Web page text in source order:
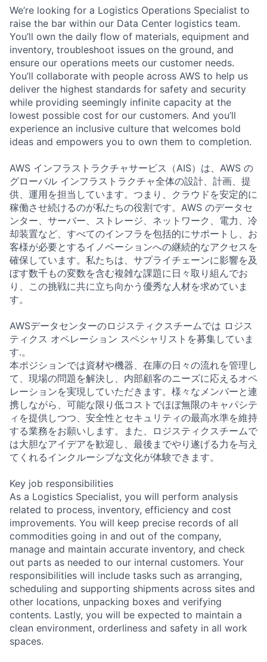
We’re looking for a Logistics Operations Specialist to
raise the bar within our Data Center logistics team.
You’ll own the daily flow of materials, equipment and
inventory, troubleshoot issues on the ground, and
ensure our operations meets our customer needs.
You’ll collaborate with people across AWS to help us
deliver the highest standards for safety and security
while providing seemingly infinite capacity at the
lowest possible cost for our customers. And you’ll
experience an inclusive culture that welcomes bold
ideas and empowers you to own them to completion.
AWS インフラストラクチャサービス（AIS）は、AWS の
グローバル インフラストラクチャ全体の設計、計画、提
供、運用を担当しています。つまり、クラウドを安定的に
稼働させ続けるのが私たちの役割です。AWS のデータセ
ンター、サーバー、ストレージ、ネットワーク、電力、冷
却装置など、すべてのインフラを包括的にサポートし、お
客様が必要とするイノベーションへの継続的なアクセスを
確保しています。私たちは、サプライチェーンに影響を及
ぼす数千もの変数を含む複雑な課題に日々取り組んでお
り、この挑戦に共に立ち向かう優秀な人材を求めていま
す。
AWSデータセンターのロジスティクスチームでは ロジス
ティクス オペレーション スペシャリストを募集していま
す.。
本ポジションでは資材や機器、在庫の日々の流れを管理し
て、現場の問題を解決し、内部顧客のニーズに応えるオペ
レーションを実現していただきます。様々なメンバーと連
携しながら、可能な限り低コストでほぼ無限のキャパシテ
ィを提供しつつ、安全性とセキュリティの最高水準を維持
する業務をお願いします。また、ロジスティクスチームで
は大胆なアイデアを歓迎し、最後までやり遂げる力を与え
てくれるインクルーシブな文化が体験できます。
Key job responsibilities
As a Logistics Specialist, you will perform analysis
related to process, inventory, efficiency and cost
improvements. You will keep precise records of all
commodities going in and out of the company,
manage and maintain accurate inventory, and check
out parts as needed to our internal customers. Your
responsibilities will include tasks such as arranging,
scheduling and supporting shipments across sites and
other locations, unpacking boxes and verifying
contents. Lastly, you will be expected to maintain a
clean environment, orderliness and safety in all work
spaces.